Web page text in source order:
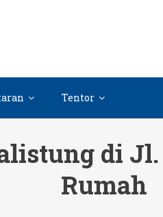
Tentor
di
Rumah